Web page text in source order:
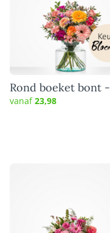
Rond boeket bont -
Keuze bloemist
vanaf23,98